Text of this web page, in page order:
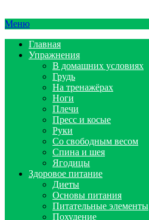
Меню
Главная
Упражнения
В домашних условиях
Грудь
На тренажёрах
Ноги
Плечи
Пресс и косые
Руки
Со свободным весом
Спина и шея
Ягодицы
Здоровое питание
Диеты
Основы питания
Питательные элементы
Похудение